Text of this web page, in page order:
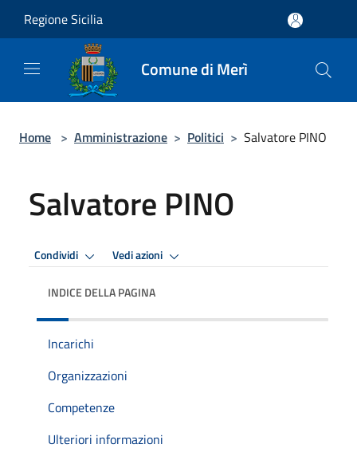
Regione Sicilia
Comune di Merì
Home > Amministrazione > Politici > Salvatore PINO
Salvatore PINO
Condividi Vedi azioni
INDICE DELLA PAGINA
Incarichi
Organizzazioni
Competenze
Ulteriori informazioni